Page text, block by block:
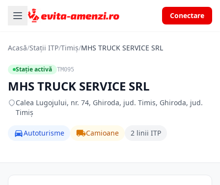
Conectare
Acasă/Stații ITP/Timiș/MHS TRUCK SERVICE SRL
Stație activă TM095
MHS TRUCK SERVICE SRL
Calea Lugojului, nr. 74, Ghiroda, jud. Timis, Ghiroda, jud.
Timiș
Autoturisme Camioane 2 linii ITP